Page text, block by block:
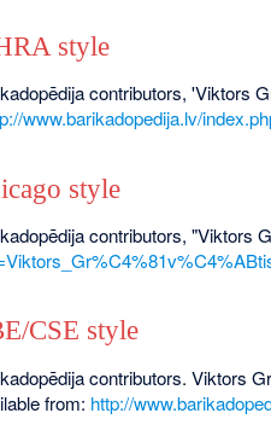
style
contributors, 'Viktors
www.barikadopedija.lv/
style
contributors, "Viktors
CSE style
contributors. Viktors
from: http://